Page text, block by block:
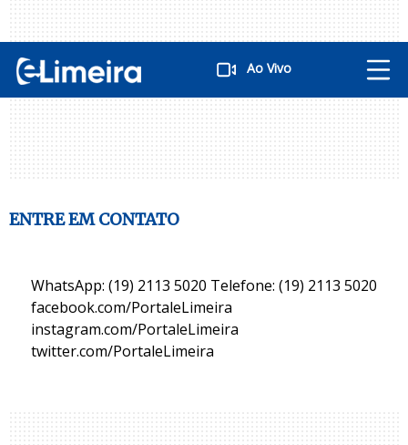
Ao Vivo
ENTRE EM CONTATO
WhatsApp: (19) 2113 5020 Telefone: (19) 2113 5020
facebook.com/PortaleLimeira
instagram.com/PortaleLimeira
twitter.com/PortaleLimeira